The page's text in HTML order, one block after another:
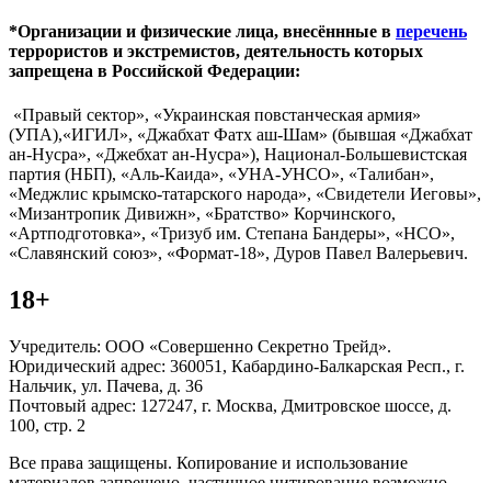
*Организации и физические лица, внесённные в перечень
террористов и экстремистов, деятельность которых
запрещена в Российской Федерации:
«Правый сектор», «Украинская повстанческая армия»
(УПА),«ИГИЛ», «Джабхат Фатх аш-Шам» (бывшая «Джабхат
ан-Нусра», «Джебхат ан-Нусра»), Национал-Большевистская
партия (НБП), «Аль-Каида», «УНА-УНСО», «Талибан»,
«Меджлис крымско-татарского народа», «Свидетели Иеговы»,
«Мизантропик Дивижн», «Братство» Корчинского,
«Артподготовка», «Тризуб им. Степана Бандеры», «НСО»,
«Славянский союз», «Формат-18», Дуров Павел Валерьевич.
18+
Учредитель: ООО «Совершенно Секретно Трейд».
Юридический адрес: 360051, Кабардино-Балкарская Респ., г.
Нальчик, ул. Пачева, д. 36
Почтовый адрес: 127247, г. Москва, Дмитровское шоссе, д.
100, стр. 2
Все права защищены. Копирование и использование